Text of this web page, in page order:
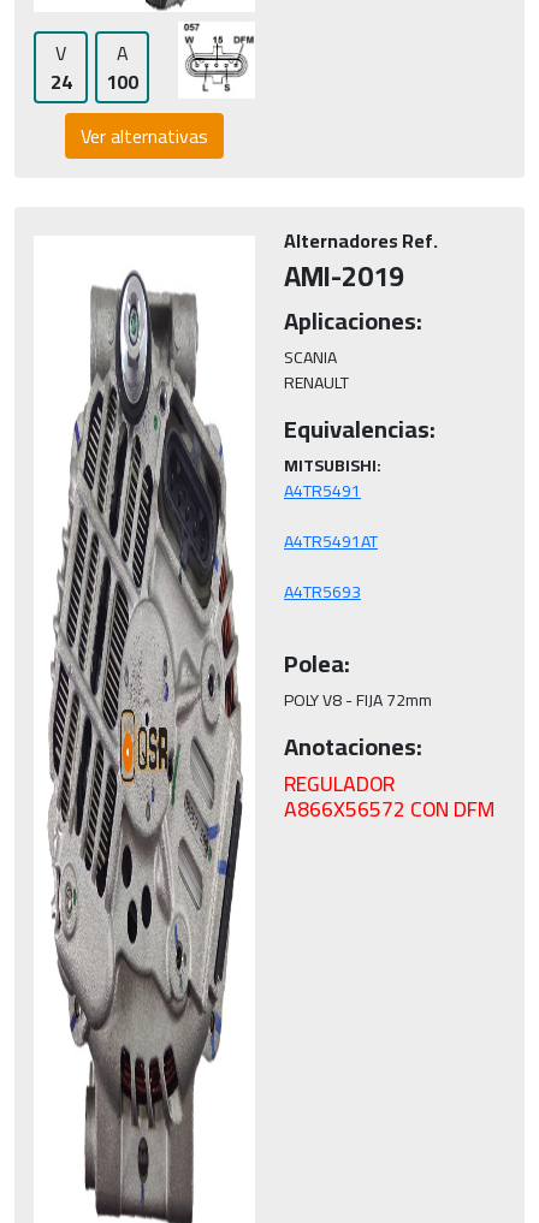
V
24
A
100
Ver alternativas
Alternadores Ref.
AMI-2019
Aplicaciones:
SCANIA
RENAULT
Equivalencias:
MITSUBISHI:
Polea:
POLY V8 - FIJA 72mm
Anotaciones:
REGULADOR
A866X56572 CON DFM